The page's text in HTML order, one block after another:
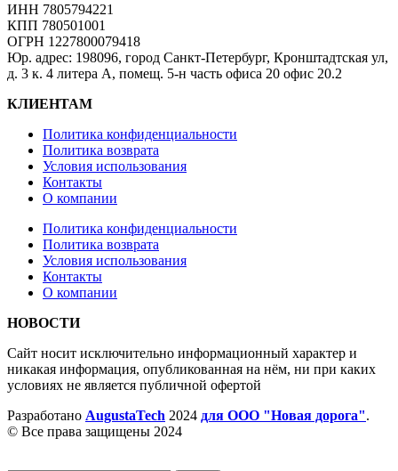
ИНН 7805794221
КПП 780501001
ОГРН 1227800079418
Юр. адрес: 198096, город Санкт-Петербург, Кронштадтская ул,
д. 3 к. 4 литера А, помещ. 5-н часть офиса 20 офис 20.2
КЛИЕНТАМ
Политика конфиденциальности
Политика возврата
Условия использования
Контакты
О компании
Политика конфиденциальности
Политика возврата
Условия использования
Контакты
О компании
НОВОСТИ
Сайт носит исключительно информационный характер и
никакая информация, опубликованная на нём, ни при каких
условиях не является публичной офертой
Разработано AugustaTech 2024 для ООО "Новая дорога".
© Все права защищены 2024